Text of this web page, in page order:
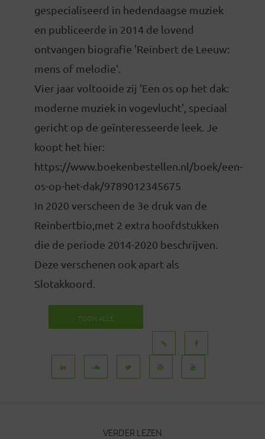
gespecialiseerd in hedendaagse muziek
en publiceerde in 2014 de lovend
ontvangen biografie 'Reinbert de Leeuw:
mens of melodie'.
Vier jaar voltooide zij 'Een os op het dak:
moderne muziek in vogevlucht', speciaal
gericht op de geïnteresseerde leek. Je
koopt het hier:
https://www.boekenbestellen.nl/boek/een-
os-op-het-dak/9789012345675
In 2020 verscheen de 3e druk van de
Reinbertbio,met 2 extra hoofdstukken
die de periode 2014-2020 beschrijven.
Deze verschenen ook apart als
Slotakkoord.
TOON ALLE
VERDER LEZEN